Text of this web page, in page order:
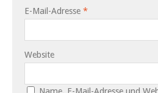
E-Mail-Adresse *
Website
Name, E-Mail-Adresse und